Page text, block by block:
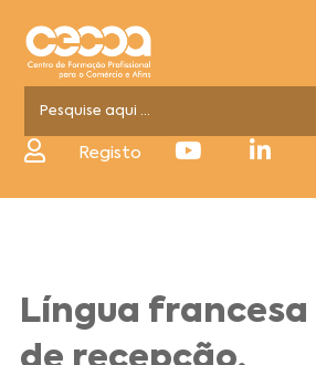
Registo
Língua